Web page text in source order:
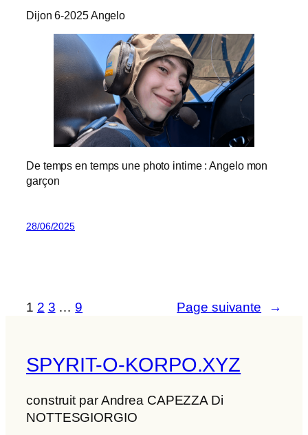
Dijon 6-2025 Angelo
De temps en temps une photo intime : Angelo mon
garçon
28/06/2025
1 2 3 … 9 Page suivante →
SPYRIT-O-KORPO.XYZ
construit par Andrea CAPEZZA Di
NOTTESGIORGIO